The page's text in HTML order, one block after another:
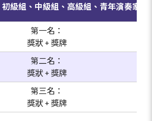
級組、中級組、高級組、青年演奏家組
第一名：
獎狀 + 獎牌
第二名：
獎狀 + 獎牌
第三名：
獎狀 + 獎牌